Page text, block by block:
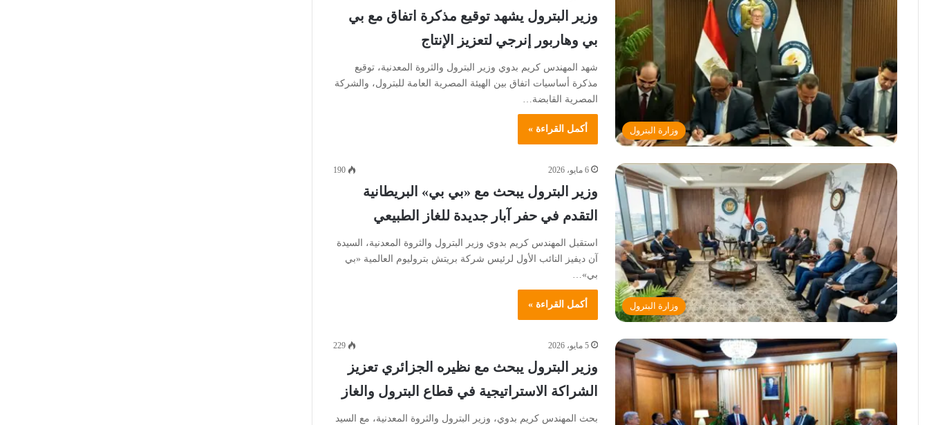
وزارة البترول
وزير البترول يشهد توقيع مذكرة اتفاق مع بي
بي وهاربور إنرجي لتعزيز الإنتاج
شهد المهندس كريم بدوي وزير البترول والثروة المعدنية، توقيع
مذكرة أساسيات اتفاق بين الهيئة المصرية العامة للبترول، والشركة
المصرية القابضة…
أكمل القراءة »
وزارة البترول
6 مايو، 2026 190
وزير البترول يبحث مع «بي بي» البريطانية
التقدم في حفر آبار جديدة للغاز الطبيعي
استقبل المهندس كريم بدوي وزير البترول والثروة المعدنية، السيدة
آن ديفيز النائب الأول لرئيس شركة بريتش بتروليوم العالمية «بي
بي»…
أكمل القراءة »
5 مايو، 2026 229
وزير البترول يبحث مع نظيره الجزائري تعزيز
الشراكة الاستراتيجية في قطاع البترول والغاز
بحث المهندس كريم بدوي، وزير البترول والثروة المعدنية، مع السيد